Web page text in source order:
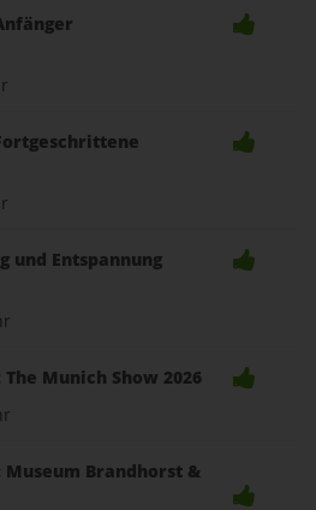
und Entspannung
Munich Show 2026
Museum Brandhorst &